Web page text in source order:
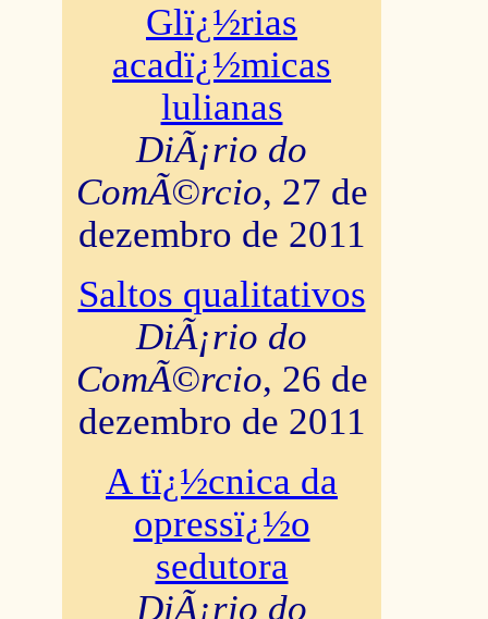
Glï¿½rias
acadï¿½micas
lulianas
DiÃ¡rio do
ComÃ©rcio, 27 de
dezembro de 2011
Saltos qualitativos
DiÃ¡rio do
ComÃ©rcio, 26 de
dezembro de 2011
A tï¿½cnica da
opressï¿½o
sedutora
DiÃ¡rio do